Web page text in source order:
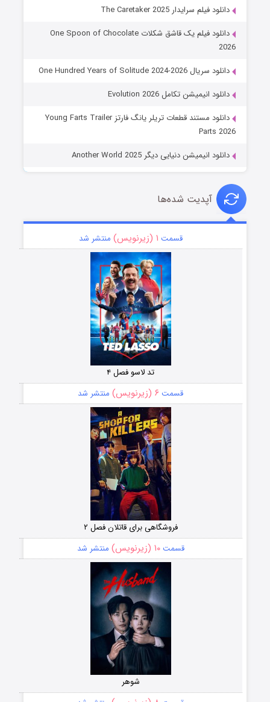
دانلود فیلم سرایدار The Caretaker 2025
دانلود فیلم یک قاشق شکلات One Spoon of Chocolate
2026
دانلود سریال One Hundred Years of Solitude 2024-2026
دانلود انیمیشن تکامل Evolution 2026
دانلود مستند قطعات تریلر یانگ فارتز Young Farts Trailer
Parts 2026
دانلود انیمیشن دنیایی دیگر Another World 2025
آپدیت شده‌ها
قسمت ۱ (زیرنویس) منتشر شد
تد لاسو فصل ۴
قسمت ۶ (زیرنویس) منتشر شد
فروشگاهی برای قاتلان فصل ۲
قسمت۱۰ (زیرنویس) منتشر شد
شوهر